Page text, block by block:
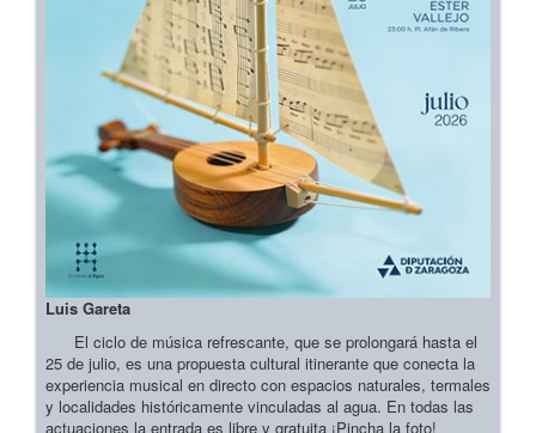
Luis Gareta
El ciclo de música refrescante, que se prolongará hasta el
25 de julio, es una propuesta cultural itinerante que conecta la
experiencia musical en directo con espacios naturales, termales
y localidades históricamente vinculadas al agua. En todas las
actuaciones la entrada es libre y gratuita ¡Pincha la foto!